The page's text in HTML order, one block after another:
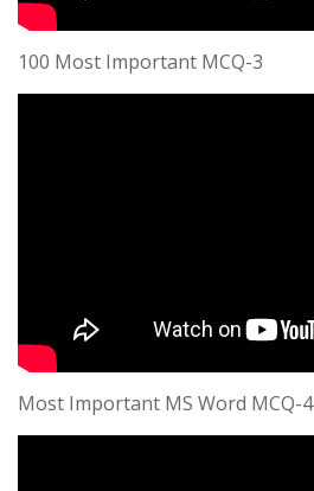
100 Most Important MCQ-3
Most Important MS Word MCQ-4